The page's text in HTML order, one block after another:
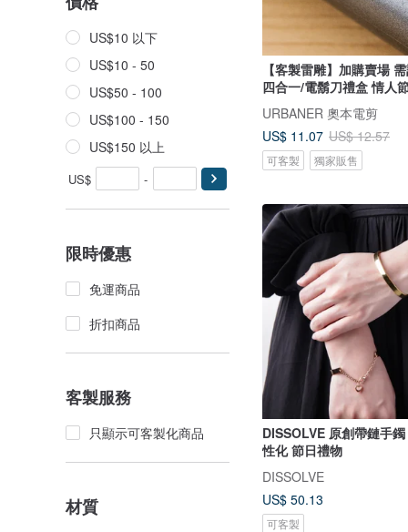
US$10 以下
US$10 - 50
US$50 - 100
US$100 - 150
US$150 以上
US$ -
限時優惠
免運商品
折扣商品
客製服務
只顯示可客製化商品
材質
【客製雷雕】加購賣場
四合一/電鬍刀禮盒 情人
URBANER 奧本電剪
US$ 11.07 US$ 12.57
可客製 獨家販售
DISSOLVE 原創帶鏈手
性化 節日禮物
DISSOLVE
US$ 50.13
可客製